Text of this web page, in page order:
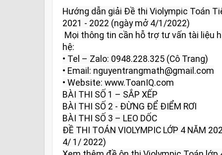
Hướng dẫn giải Đề thi Violympic Toán
2021 - 2022 (ngày mở 4/1/2022)
hệ:
• Tel – Zalo: 0948.228.325 (Cô Trang)
• Email: nguyentrangmath@gmail.com
• Website: www.ToanIQ.com
BÀI THI SỐ 1 – SẮP XẾP
BÀI THI SỐ 2 - ĐỪNG ĐỂ ĐIỂM RƠI
BÀI THI SỐ 3 – LEO DỐC
ĐỀ THI TOÁN VIOLYMPIC LỚP 4 NĂM
4/ 1/ 2022)